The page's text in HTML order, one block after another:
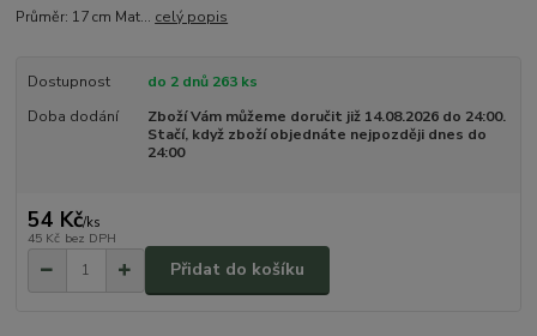
Průměr: 17 cm Mat... celý popis
Dostupnost
do 2 dnů 263 ks
Doba dodání
Zboží Vám můžeme doručit již 14.08.2026 do 24:00.
Stačí, když zboží objednáte nejpozději dnes do
24:00
54 Kč/ks
45 Kč bez DPH
Přidat do košíku